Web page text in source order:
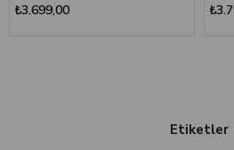
₺3.699,00
Etiketler